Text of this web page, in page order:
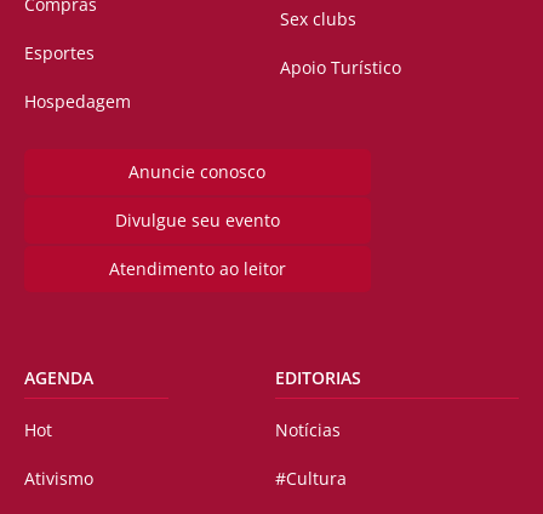
Compras
Esportes
Hospedagem
Sex clubs
Apoio Turístico
Anuncie conosco
Divulgue seu evento
Atendimento ao leitor
AGENDA
Hot
Ativismo
EDITORIAS
Notícias
#Cultura